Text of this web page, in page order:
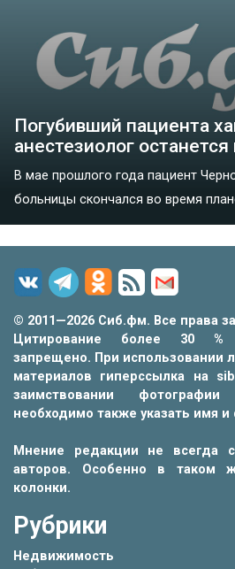
Погубивший пациента
анестезиолог
В мае прошлого года пациент
больницы скончался во время
© 2011—2026 Сиб.фм. Все права
Цитирование более 30 %
запрещено. При использовании
материалов гиперссылка на
заимствовании
необходимо также указать имя
Мнение редакции не всегда
авторов. Особенно в таком
колонки.
Рубрики
Недвижимость